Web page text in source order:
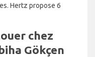
Hertz propose 6
chez
Gökçen